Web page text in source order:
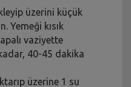
üzerini küçük
Yemeği kısık
vaziyette
40-45 dakika
üzerine 1 su